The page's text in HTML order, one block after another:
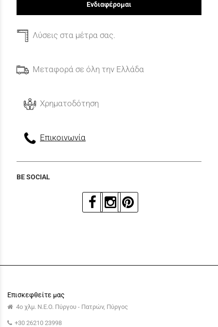
Ενδιαφέρομαι
Λύσεις στα μέτρα σας.
Μεταφορά σε όλη την Ελλάδα
Χρηματοδότηση
Επικοινωνία
BE SOCIAL
Επισκεφθείτε μας
4ο χλμ. Ν.Ε.Ο. Πύργου - Πατρών, Πύργος
+30 26210 23998